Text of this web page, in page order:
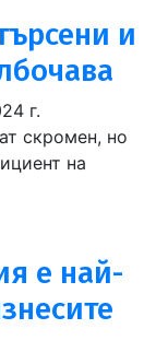
и
г.
скромен, но
на
е най-